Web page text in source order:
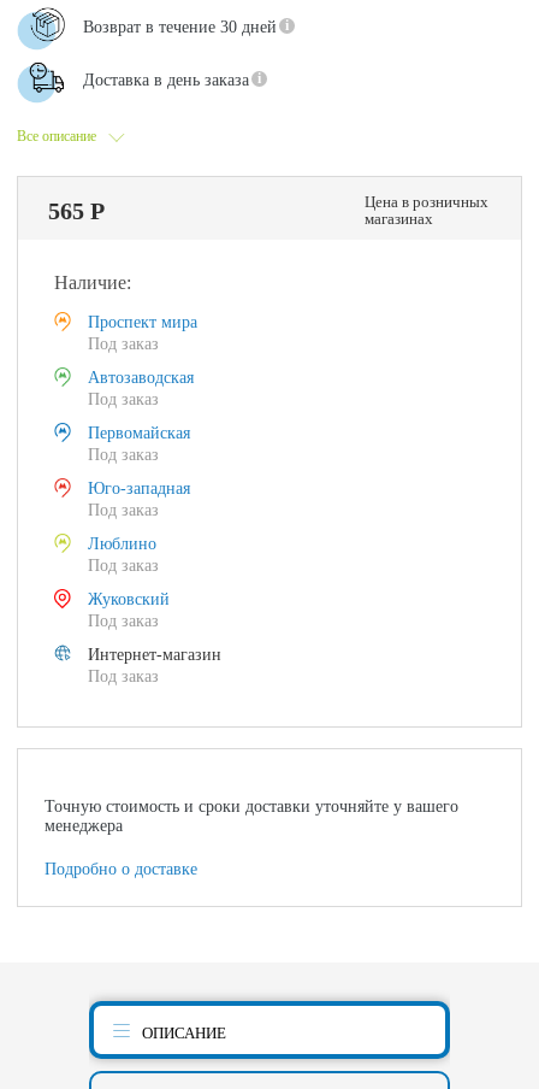
Все описание
Возврат в течение 30 дней
Доставка в день заказа
565 Р
Цена в розничных
магазинах
Наличие:
Проспект мира
Под заказ
Автозаводская
Под заказ
Первомайская
Под заказ
Юго-западная
Под заказ
Люблино
Под заказ
Жуковский
Под заказ
Интернет-магазин
Под заказ
Точную стоимость и сроки доставки уточняйте у вашего
менеджера
Подробно о доставке
ОПИСАНИЕ